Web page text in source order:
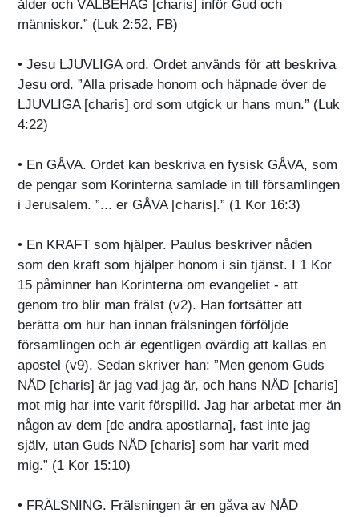
ålder och VÄLBEHAG [charis] inför Gud och
människor.” (Luk 2:52, FB)
• Jesu LJUVLIGA ord. Ordet används för att beskriva
Jesu ord. ”Alla prisade honom och häpnade över de
LJUVLIGA [charis] ord som utgick ur hans mun.” (Luk
4:22)
• En GÅVA. Ordet kan beskriva en fysisk GÅVA, som
de pengar som Korinterna samlade in till församlingen
i Jerusalem. ”... er GÅVA [charis].” (1 Kor 16:3)
• En KRAFT som hjälper. Paulus beskriver nåden
som den kraft som hjälper honom i sin tjänst. I 1 Kor
15 påminner han Korinterna om evangeliet - att
genom tro blir man frälst (v2). Han fortsätter att
berätta om hur han innan frälsningen förföljde
församlingen och är egentligen ovärdig att kallas en
apostel (v9). Sedan skriver han: ”Men genom Guds
NÅD [charis] är jag vad jag är, och hans NÅD [charis]
mot mig har inte varit förspilld. Jag har arbetat mer än
någon av dem [de andra apostlarna], fast inte jag
själv, utan Guds NÅD [charis] som har varit med
mig.” (1 Kor 15:10)
• FRÄLSNING. Frälsningen är en gåva av NÅD